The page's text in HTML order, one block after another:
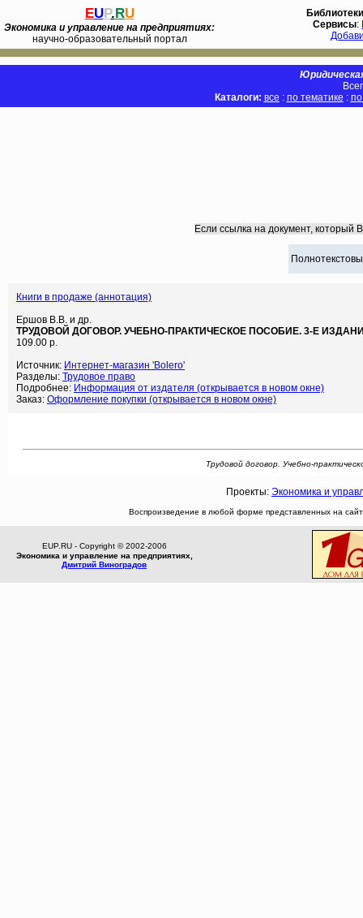
EUP.RU
Экономика и управление на предприятиях:
научно-образовательный портал
Библиотеки
Сервисы:
Каталоги: все : по тематике :
Если ссылка на документ, который
Книги в продаже (аннотация)
Ершов В.В. и др.
ТРУДОВОЙ ДОГОВОР. УЧЕБНО-ПРАКТИЧЕСКОЕ ПОСОБИЕ. 3-Е
109.00 р.
Источник: Интернет-магазин 'Bolero'
Разделы: Трудовое право
Подробнее: Информация от издателя (открывается в новом окне)
Заказ: Оформление покупки (открывается в новом окне)
Трудовой договор. Учебно-
Проекты: Экономика и
Воспроизведение в любой форме представленных на
EUP.RU - Copyright © 2002-2006
Экономика и управление на предприятиях,
Дмитрий Виноградов